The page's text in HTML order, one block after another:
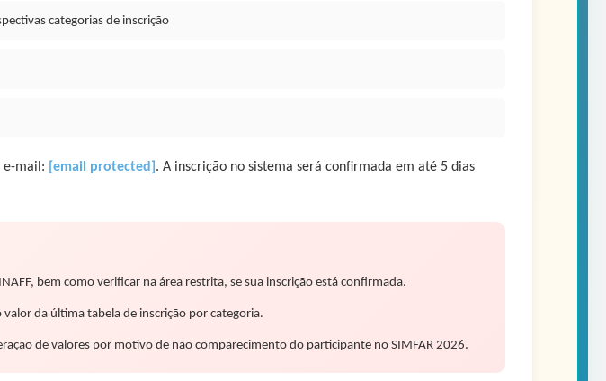
categorias de inscrição
e-mail: [email protected] . A inscrição no sistema será confirmada em até 5 dias
bem como verificar na área restrita, se sua inscrição está confirmada.
da última tabela de inscrição por categoria.
de valores por motivo de não comparecimento do participante no SIMFAR 2026.